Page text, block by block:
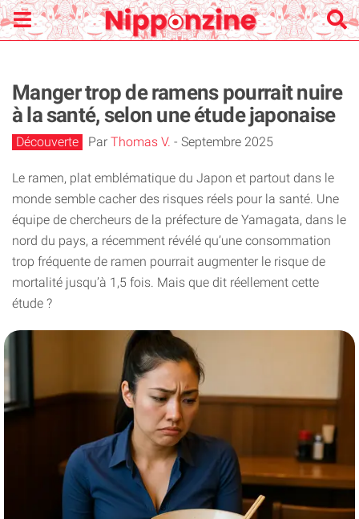
Manger trop de ramens pourrait nuire
à la santé, selon une étude japonaise
Découverte Par Thomas V. - Septembre 2025
Le ramen, plat emblématique du Japon et partout dans le
monde semble cacher des risques réels pour la santé. Une
équipe de chercheurs de la préfecture de Yamagata, dans le
nord du pays, a récemment révélé qu’une consommation
trop fréquente de ramen pourrait augmenter le risque de
mortalité jusqu’à 1,5 fois. Mais que dit réellement cette
étude ?